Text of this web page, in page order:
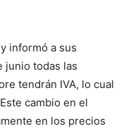
informó a sus
junio todas las
tendrán IVA, lo cual
cambio en el
en los precios